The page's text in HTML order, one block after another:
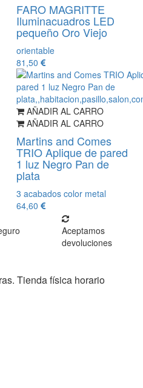
FARO MAGRITTE
Iluminacuadros LED
pequeño Oro Viejo
orientable
81,50
AÑADIR AL CARRO
AÑADIR AL CARRO
Martins and Comes
TRIO Aplique de pared
1 luz Negro Pan de
plata
3 acabados color metal
64,60
Aceptamos
devoluciones
Tienda física horario